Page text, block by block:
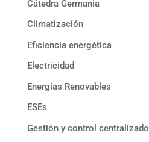
Cátedra Germania
Climatización
Eficiencia energética
Electricidad
Energías Renovables
ESEs
Gestión y control centralizado